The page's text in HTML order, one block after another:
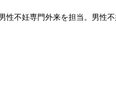
性不妊専門外来を担当。男性